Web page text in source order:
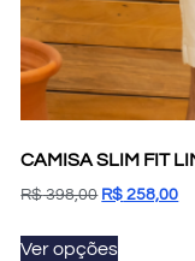
CAMISA SLIM FIT
R$398,00 R$ 258,00
Ver opções